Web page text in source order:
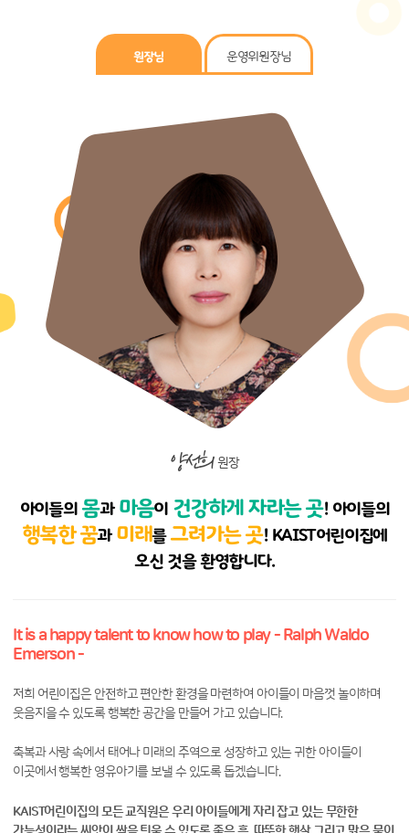
원장님 운영위원장님
양선희 원장
아이들의몸과마음이건강하게 자라는 곳! 아이들의
행복한 꿈과미래를그려가는 곳! KAIST어린이집에
오신 것을 환영합니다.
It is a happy talent to know how to play- Ralph Waldo
Emerson -
저희 어린이집은 안전하고 편안한 환경을 마련하여 아이들이 마음껏 놀이하며
웃음지을 수 있도록행복한 공간을 만들어 가고 있습니다.
축복과 사랑 속에서 태어나미래의 주역으로 성장하고 있는 귀한 아이들이
이곳에서 행복한 영유아기를 보낼 수 있도록 돕겠습니다.
KAIST어린이집의 모든 교직원은우리 아이들에게 자리 잡고 있는 무한한